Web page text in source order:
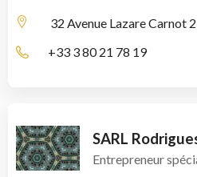
32 Avenue Lazare Carnot
+33 3 80 21 78 19
SARL
Entrepreneur